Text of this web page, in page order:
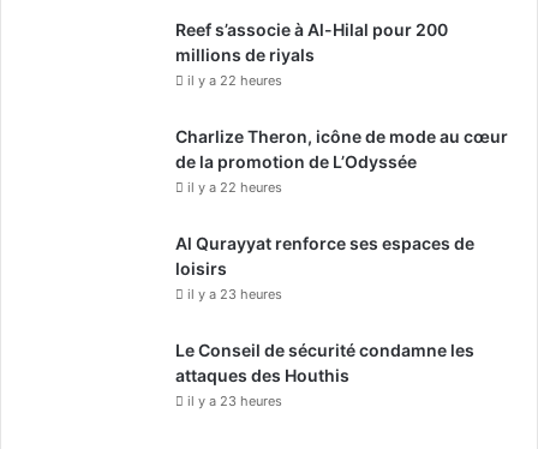
Reef s’associe à Al-Hilal pour 200
millions de riyals
il y a 22 heures
Charlize Theron, icône de mode au cœur
de la promotion de L’Odyssée
il y a 22 heures
Al Qurayyat renforce ses espaces de
loisirs
il y a 23 heures
Le Conseil de sécurité condamne les
attaques des Houthis
il y a 23 heures